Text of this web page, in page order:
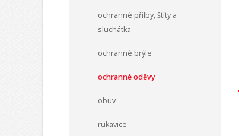
ochranné přilby, štíty a
sluchátka
ochranné brýle
ochranné oděvy
obuv
rukavice